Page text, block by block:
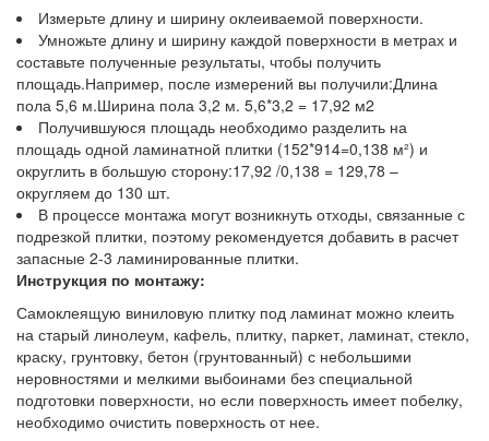
Измерьте длину и ширину оклеиваемой поверхности.
Умножьте длину и ширину каждой поверхности в метрах и
составьте полученные результаты, чтобы получить
площадь.Например, после измерений вы получили:Длина
пола 5,6 м.Ширина пола 3,2 м. 5,6*3,2 = 17,92 м2
Получившуюся площадь необходимо разделить на
площадь одной ламинатной плитки (152*914=0,138 м²) и
округлить в большую сторону:17,92 /0,138 = 129,78 –
округляем до 130 шт.
В процессе монтажа могут возникнуть отходы, связанные с
подрезкой плитки, поэтому рекомендуется добавить в расчет
запасные 2-3 ламинированные плитки.
Инструкция по монтажу:
Самоклеящую виниловую плитку под ламинат можно клеить
на старый линолеум, кафель, плитку, паркет, ламинат, стекло,
краску, грунтовку, бетон (грунтованный) с небольшими
неровностями и мелкими выбоинами без специальной
подготовки поверхности, но если поверхность имеет побелку,
необходимо очистить поверхность от нее.